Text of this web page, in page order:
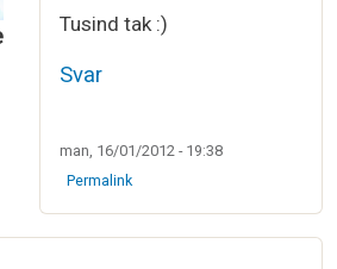
hvor er det smukt :)
Tusind tak :)
Svar
man, 16/01/2012 - 19:38
Permalink